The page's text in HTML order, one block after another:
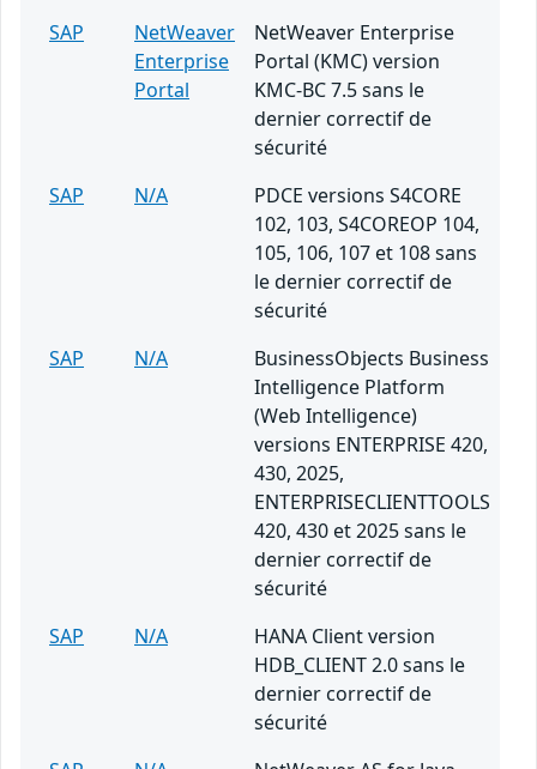
SAP
NetWeaver
Enterprise
Portal
NetWeaver Enterprise
Portal (KMC) version
KMC-BC 7.5 sans le
dernier correctif de
sécurité
SAP
N/A
PDCE versions S4CORE
102, 103, S4COREOP 104,
105, 106, 107 et 108 sans
le dernier correctif de
sécurité
SAP
N/A
BusinessObjects Business
Intelligence Platform
(Web Intelligence)
versions ENTERPRISE 420,
430, 2025,
ENTERPRISECLIENTTOOLS
420, 430 et 2025 sans le
dernier correctif de
sécurité
SAP
N/A
HANA Client version
HDB_CLIENT 2.0 sans le
dernier correctif de
sécurité